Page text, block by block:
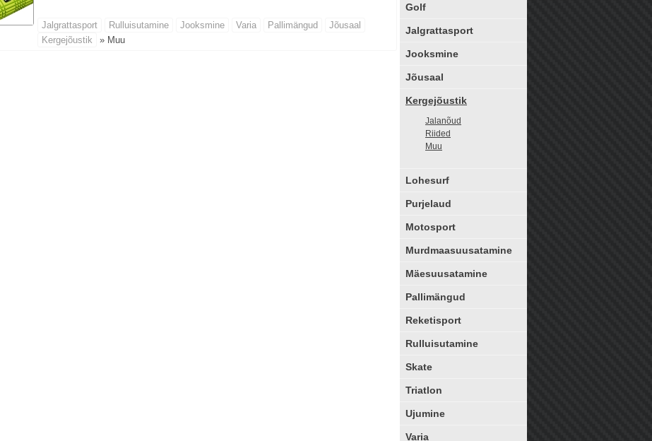
Jalgrattasport Rulluisutamine Jooksmine Varia Pallimängud
Jõusaal
Kergejõustik
» Muu
Golf
Jalgrattasport
Jooksmine
Jõusaal
Kergejõustik
Jalanõud
Riided
Muu
Lohesurf
Purjelaud
Motosport
Murdmaasuusatamine
Mäesuusatamine
Pallimängud
Reketisport
Rulluisutamine
Skate
Triatlon
Ujumine
Varia